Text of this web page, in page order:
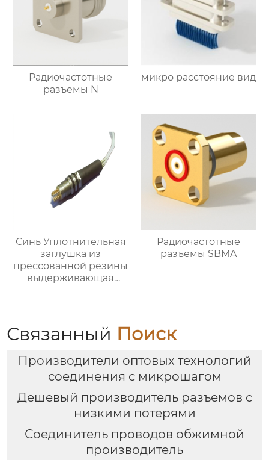
Радиочастотные
разъемы N
микро расстояние вид
Синь Уплотнительная
заглушка из
прессованной резины
выдерживающая
Радиочастотные
разъемы SBMA
Связанный Поиск
Производители оптовых технологий
соединения с микрошагом
Дешевый производитель разъемов с
низкими потерями
Соединитель проводов обжимной
производитель